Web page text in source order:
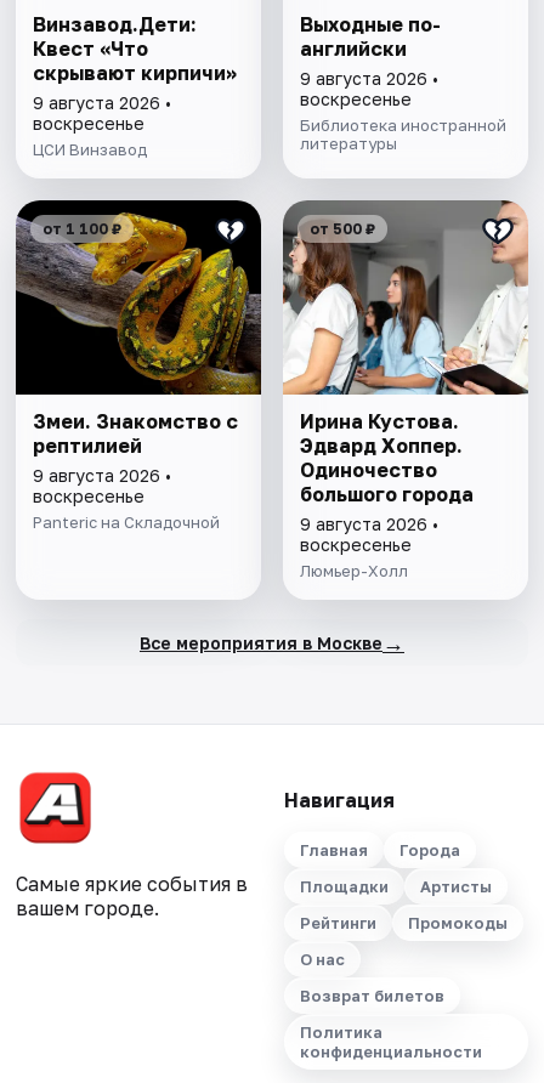
Винзавод.Дети:
Квест «Что
скрывают кирпичи»
9 августа 2026 •
воскресенье
ЦСИ Винзавод
Выходные по-
английски
9 августа 2026 •
воскресенье
Библиотека иностранной
литературы
от 1 100 ₽
Змеи. Знакомство с
рептилией
9 августа 2026 •
воскресенье
Panteric на Складочной
от 500 ₽
Ирина Кустова.
Эдвард Хоппер.
Одиночество
большого города
9 августа 2026 •
воскресенье
Люмьер-Холл
Все мероприятия в Москве →
Самые яркие события в
вашем городе.
Навигация
Главная
Города
Площадки
Артисты
Рейтинги
Промокоды
О нас
Возврат билетов
Политика
конфиденциальности